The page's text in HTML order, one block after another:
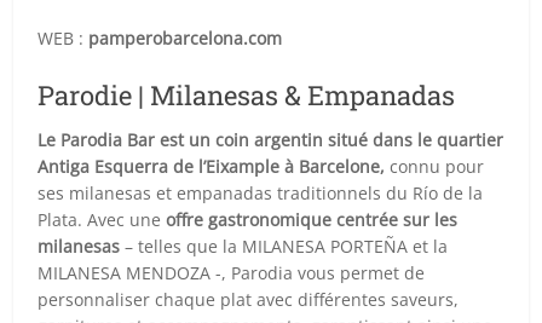
WEB : pamperobarcelona.com
Parodie | Milanesas & Empanadas
Le Parodia Bar est un coin argentin situé dans le quartier
Antiga Esquerra de l’Eixample à Barcelone, connu pour
ses milanesas et empanadas traditionnels du Río de la
Plata. Avec uneoffre gastronomique centrée sur les
milanesas – telles que la MILANESA PORTEÑA et la
MILANESA MENDOZA -, Parodia vous permet de
personnaliser chaque plat avec différentes saveurs,